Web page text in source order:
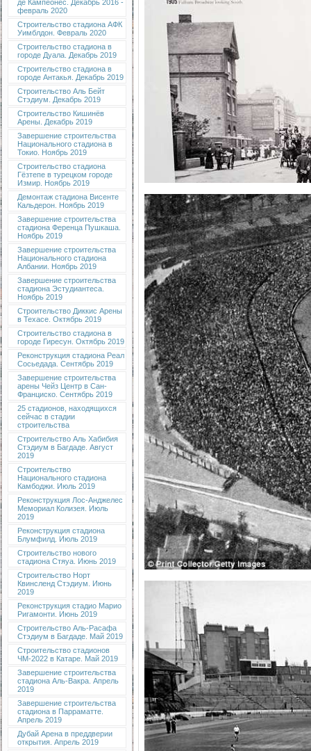
де Кампеонес. Декабрь 2016 -
февраль 2020
Строительство стадиона АФК
Уимблдон. Февраль 2020
Строительство стадиона в
городе Дуала. Декабрь 2019
Строительство стадиона в
городе Антакья. Декабрь 2019
Строительство Аль Бейт
Стэдиум. Декабрь 2019
Строительство Кишинёв
Арены. Декабрь 2019
Завершение строительства
Национального стадиона в
Токио. Ноябрь 2019
Строительство стадиона
Гёзтепе в турецком городе
Измир. Ноябрь 2019
Демонтаж стадиона Висенте
Кальдерон. Ноябрь 2019
Завершение строительства
стадиона Ференца Пушкаша.
Ноябрь 2019
Завершение строительства
Национального стадиона
Албании. Ноябрь 2019
Завершение строительства
стадиона Эстудиантеса.
Ноябрь 2019
Строительство Диккис Арены
в Техасе. Октябрь 2019
Строительство стадиона в
городе Гиресун. Октябрь 2019
Реконструкция стадиона Реал
Сосьедада. Сентябрь 2019
Завершение строительства
арены Чейз Центр в Сан-
Франциско. Сентябрь 2019
25 стадионов, находящихся
сейчас в стадии
строительства
Строительство Аль Хабибия
Стэдиум в Багдаде. Август
2019
Строительство
Национального стадиона
Камбоджи. Июль 2019
Реконструкция Лос-Анджелес
Мемориал Колизея. Июль
2019
Реконструкция стадиона
Блумфилд. Июль 2019
Строительство нового
стадиона Стяуа. Июнь 2019
Строительство Норт
Квинсленд Стэдиум. Июнь
2019
Реконструкция стадио Марио
Ригамонти. Июнь 2019
Строительство Аль-Расафа
Стэдиум в Багдаде. Май 2019
Строительство стадионов
ЧМ-2022 в Катаре. Май 2019
Завершение строительства
стадиона Аль-Вакра. Апрель
2019
Завершение строительства
стадиона в Парраматте.
Апрель 2019
Дубай Арена в преддверии
открытия. Апрель 2019